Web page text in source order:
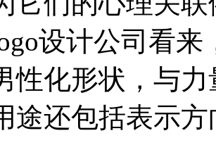
设计公司看
性化形状，与
途还包括表示